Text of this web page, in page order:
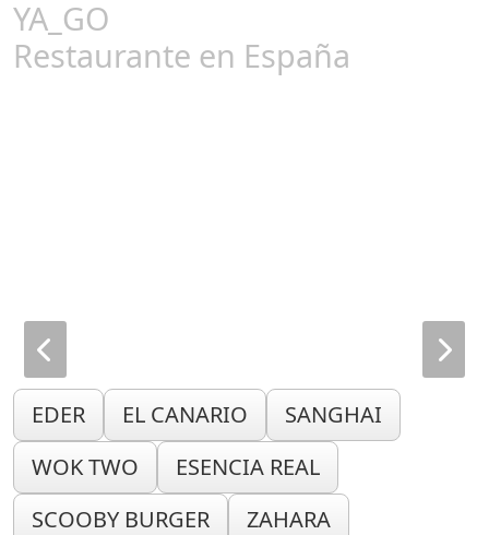
YA_GO
Restaurante en España
EDER EL CANARIO
SANGHAI
WOK TWO
ESENCIA REAL
SCOOBY BURGER
ZAHARA